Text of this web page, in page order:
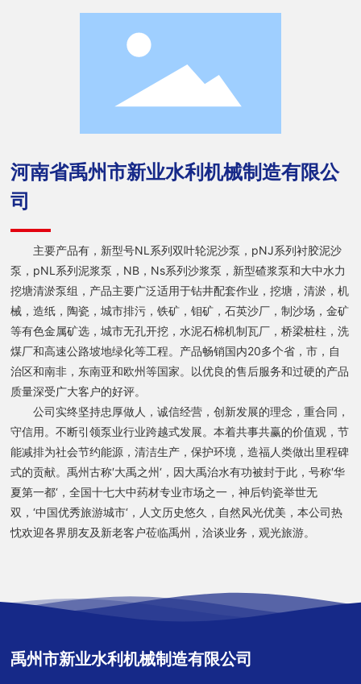
河南省禹州市新业水利机械制造有限公
司
主要产品有，新型号NL系列双叶轮泥沙泵，pNJ系列衬胶泥沙
泵，pNL系列泥浆泵，NB，Ns系列沙浆泵，新型碴浆泵和大中水力
挖塘清淤泵组，产品主要广泛适用于钻井配套作业，挖塘，清淤，机
械，造纸，陶瓷，城市排污，铁矿，钼矿，石英沙厂，制沙场，金矿
等有色金属矿选，城市无孔开挖，水泥石棉机制瓦厂，桥梁桩柱，洗
煤厂和高速公路坡地绿化等工程。产品畅销国内20多个省，市，自
治区和南非，东南亚和欧州等国家。以优良的售后服务和过硬的产品
质量深受广大客户的好评。
公司实终坚持忠厚做人，诚信经营，创新发展的理念，重合同，
守信用。不断引领泵业行业跨越式发展。本着共事共赢的价值观，节
能减排为社会节约能源，清洁生产，保护环境，造福人类做出里程碑
式的贡献。禹州古称′大禹之州‘，因大禹治水有功被封于此，号称′华
夏第一都‘，全国十七大中药材专业市场之一，神后钧瓷举世无
双，‘中国优秀旅游城市‘，人文历史悠久，自然风光优美，本公司热
忱欢迎各界朋友及新老客户莅临禹州，洽谈业务，观光旅游。
禹州市新业水利机械制造有限公司